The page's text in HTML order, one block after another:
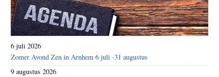
6 juli 2026
Zomer Avond Zen in Arnhem 6 juli -31 augustus
9 augustus 2026